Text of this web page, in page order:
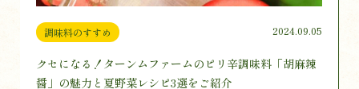
調味料のすすめ 2024.09.05
クセになる！ターンムファームのピリ辛調味料「胡麻辣
醤」の魅力と夏野菜レシピ3選をご紹介